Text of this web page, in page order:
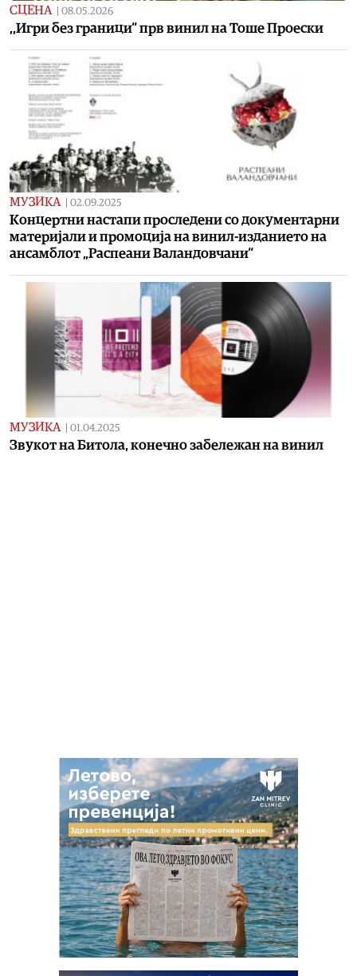
СЦЕНА | 08.05.2026
,,Игри без граници“ прв винил на Тоше Проески
МУЗИКА | 02.09.2025
Концертни настапи проследени со документарни
материјали и промоција на винил-изданието на
ансамблот „Распеани Валандовчани“
МУЗИКА | 01.04.2025
Звукот на Битола, конечно забележан на винил